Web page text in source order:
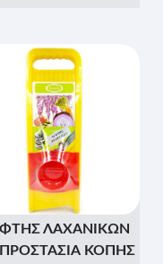
ΛΑΧΑΝΙΚΩΝ
ΚΟΠΗΣ